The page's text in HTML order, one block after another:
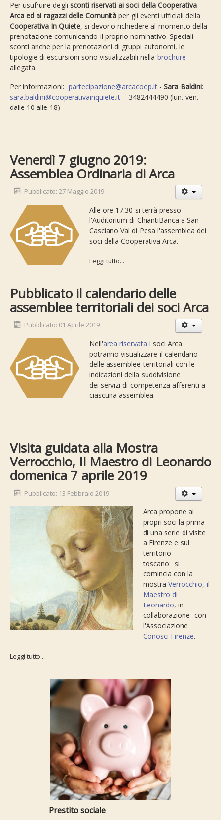
Per usufruire degli sconti riservati ai soci della Cooperativa
Arca ed ai ragazzi delle Comunitàper gli eventi ufficiali della
Cooperativa In Quiete, si devono richiedere al momento della
prenotazione comunicando il proprio nominativo. Speciali
sconti anche per la prenotazioni di gruppi autonomi, le
tipologie di escursioni sono visualizzabili nella brochure
allegata.
Per informazioni: partecipazione@arcacoop.it -Sara Baldini:
sara.baldini@cooperativainquiete.it – 3482444490 (lun.-ven.
dalle 10 alle 18)
Venerdì 7 giugno 2019:
Assemblea Ordinaria di Arca
Pubblicato: 27 Maggio 2019
Alle ore 17.30 si terrà presso
l'Auditorium di ChiantiBanca a San
Casciano Val di Pesa l'assemblea dei
soci della Cooperativa Arca.
Leggi tutto...
Pubblicato il calendario delle
assemblee territoriali dei soci Arca
Pubblicato: 01 Aprile 2019
Nell'area riservata i soci Arca
potranno visualizzare il calendario
delle assemblee territoriali con le
indicazioni della suddivisione
dei servizi di competenza afferenti a
ciascuna assemblea.
Visita guidata alla Mostra
Verrocchio, Il Maestro di Leonardo
domenica 7 aprile 2019
Pubblicato: 13 Febbraio 2019
Arca propone ai
propri soci la prima
di una serie di visite
a Firenze e sul
territorio
toscano: si
comincia con la
mostraVerrocchio, il
Maestro di
Leonardo, in
collaborazione con
l'Associazione
Conosci Firenze.
Leggi tutto...
Prestito sociale